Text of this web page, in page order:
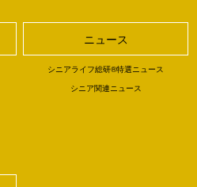
ニュース
シニアライフ総研®特選ニュース
シニア関連ニュース